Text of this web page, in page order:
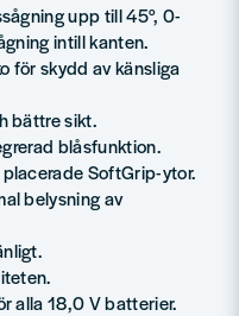
upp till 45°, 0-
intill kanten.
för skydd av känsliga
bättre sikt.
blåsfunktion.
SoftGrip-ytor.
belysning av
alla 18,0 V batterier.